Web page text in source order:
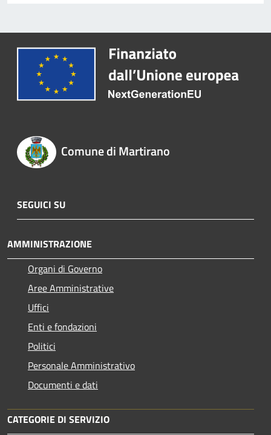
Comune di Martirano
SEGUICI SU
AMMINISTRAZIONE
Organi di Governo
Aree Amministrative
Uffici
Enti e fondazioni
Politici
Personale Amministrativo
Documenti e dati
CATEGORIE DI SERVIZIO